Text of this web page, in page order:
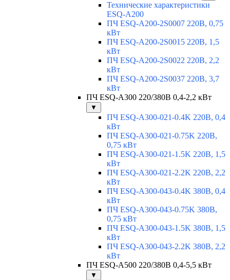
Технические характеристики
ESQ-A200
ПЧ ESQ-A200-2S0007 220В, 0,75
кВт
ПЧ ESQ-A200-2S0015 220В, 1,5
кВт
ПЧ ESQ-A200-2S0022 220В, 2,2
кВт
ПЧ ESQ-A200-2S0037 220В, 3,7
кВт
ПЧ ESQ-A300 220/380В 0,4-2,2 кВт
▼
ПЧ ESQ-A300-021-0.4K 220В, 0,4
кВт
ПЧ ESQ-A300-021-0.75K 220В,
0,75 кВт
ПЧ ESQ-A300-021-1.5K 220В, 1,5
кВт
ПЧ ESQ-A300-021-2.2K 220В, 2,2
кВт
ПЧ ESQ-A300-043-0.4K 380В, 0,4
кВт
ПЧ ESQ-A300-043-0.75K 380В,
0,75 кВт
ПЧ ESQ-A300-043-1.5K 380В, 1,5
кВт
ПЧ ESQ-A300-043-2.2K 380В, 2,2
кВт
ПЧ ESQ-A500 220/380В 0,4-5,5 кВт
▼